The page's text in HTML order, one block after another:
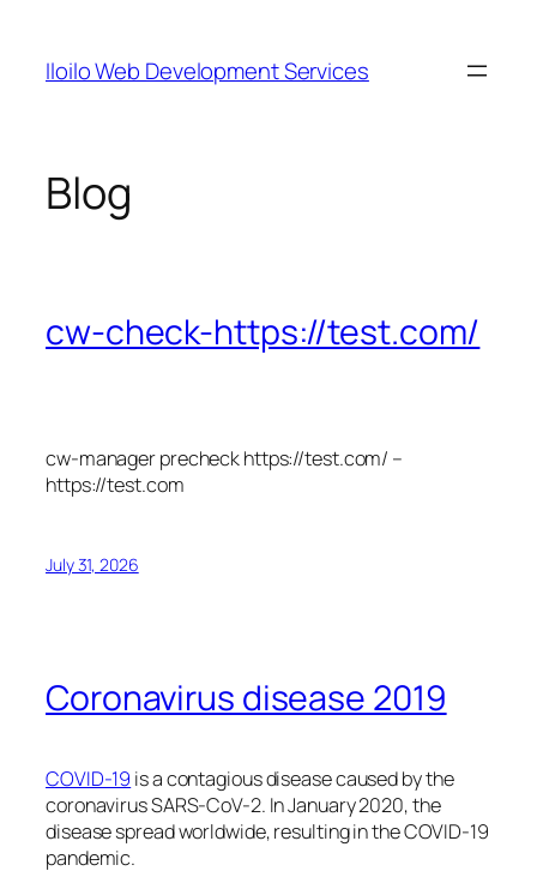
content
Iloilo Web Development Services
Blog
cw-check-https://test.com/
cw-manager precheck https://test.com/ –
https://test.com
July 31, 2026
Coronavirus disease 2019
COVID-19 is a contagious disease caused by the
coronavirus SARS-CoV-2. In January 2020, the
disease spread worldwide, resulting in the COVID-19
pandemic.